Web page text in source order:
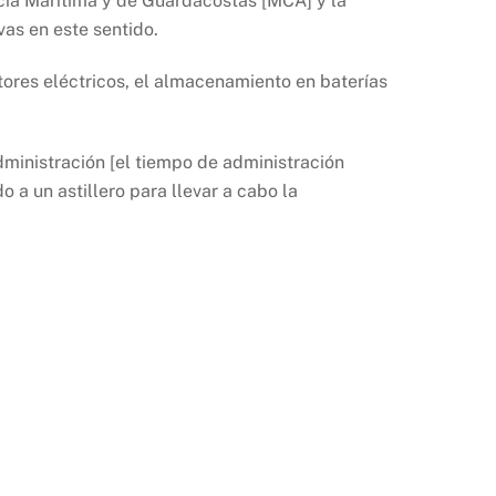
en este sentido.
eléctricos, el almacenamiento en baterías
[el tiempo de administración
a un astillero para llevar a cabo la